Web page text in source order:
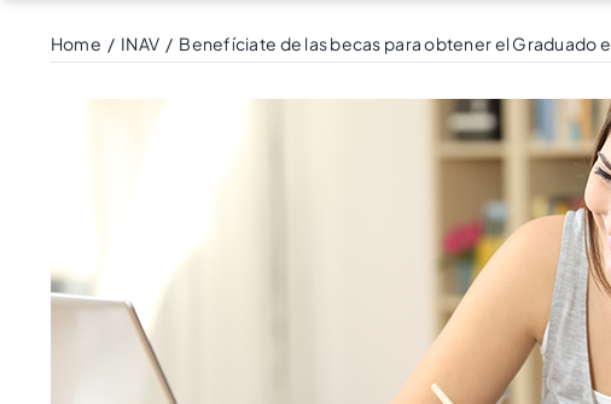
Home INAV Benefíciate de las becas para obtener el Graduado